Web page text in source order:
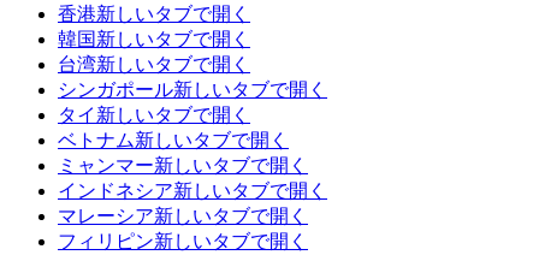
香港新しいタブで開く
韓国新しいタブで開く
台湾新しいタブで開く
シンガポール新しいタブで開く
タイ 新しいタブで開く
ベトナム新しいタブで開く
ミャンマー新しいタブで開く
インドネシア新しいタブで開く
マレーシア新しいタブで開く
フィリピン新しいタブで開く